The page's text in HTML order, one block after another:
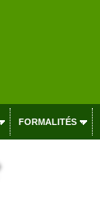
FORMALITÉS